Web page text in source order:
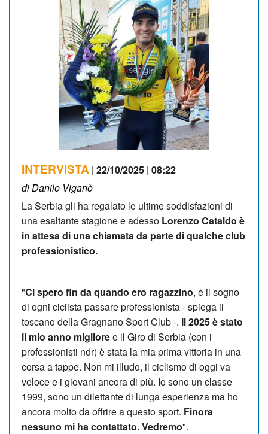
NEWSLETTER
INTERVISTA | 22/10/2025 | 08:22
di Danilo Viganò
La Serbia gli ha regalato le ultime soddisfazioni di
una esaltante stagione e adesso Lorenzo Cataldo è
in attesa di una chiamata da parte di qualche club
professionistico.
"Ci spero fin da quando ero ragazzino, è il sogno
di ogni ciclista passare professionista - spiega il
toscano della Gragnano Sport Club -. Il 2025 è stato
il mio anno miglioree il Giro di Serbia (con i
professionisti ndr) è stata la mia prima vittoria in una
corsa a tappe. Non mi illudo, il ciclismo di oggi va
veloce e i giovani ancora di più. Io sono un classe
1999, sono un dilettante di lunga esperienza ma ho
ancora molto da offrire a questo sport. Finora
nessuno mi ha contattato. Vedremo".